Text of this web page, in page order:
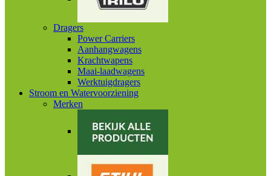
Dragers
Power Carriers
Aanhangwagens
Krachtwapens
Maai-laadwagens
Werktuigdragers
Stroom en Watervoorziening
Merken